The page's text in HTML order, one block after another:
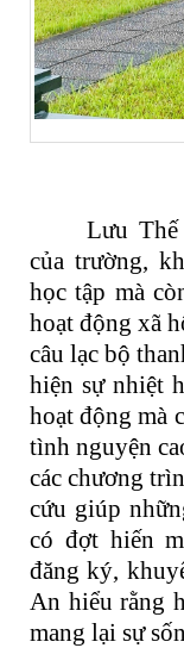
Lưu
của trường,
học tập mà
hoạt động xã
câu lạc bộ
hiện sự nhiệt
hoạt động mà
tình nguyện
các chương
cứu giúp
có đợt hiến
đăng ký,
An hiểu rằng
mang lại sự